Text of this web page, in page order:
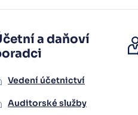
a daňoví
Vedení účetnictví
Auditorské služby